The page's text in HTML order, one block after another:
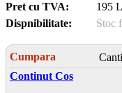
Pret cu TVA:
195
Dispnibilitate:
Stoc
Cumpara
Continut Cos